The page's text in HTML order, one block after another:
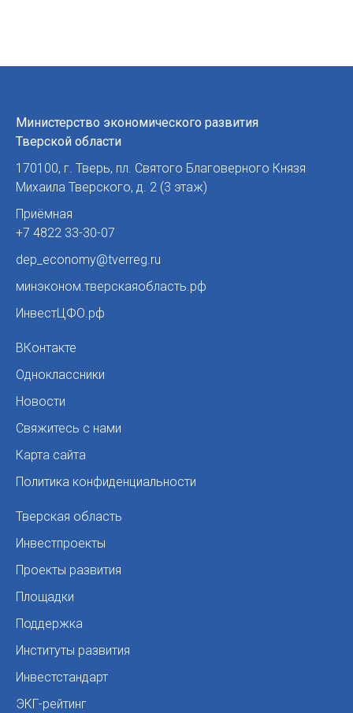
Министерство экономического развития
Тверской области
170100, г. Тверь, пл. Святого Благоверного Князя
Михаила Тверского, д. 2 (3 этаж)
Приёмная
+7 4822 33-30-07
dep_economy@tverreg.ru
минэконом.тверскаяобласть.рф
ИнвестЦФО.рф
ВКонтакте
Одноклассники
Новости
Свяжитесь с нами
Карта сайта
Политика конфиденциальности
Тверская область
Инвестпроекты
Проекты развития
Площадки
Поддержка
Институты развития
Инвестстандарт
ЭКГ-рейтинг